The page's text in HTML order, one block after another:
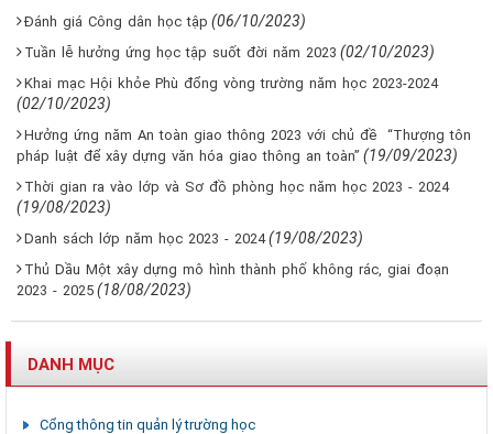
Đánh giá Công dân học tập (06/10/2023)
Tuần lễ hưởng ứng học tập suốt đời năm 2023 (02/10/2023)
Khai mạc Hội khỏe Phù đổng vòng trường năm học 2023-2024
(02/10/2023)
Hưởng ứng năm An toàn giao thông 2023 với chủ đề “Thượng tôn
pháp luật để xây dựng văn hóa giao thông an toàn” (19/09/2023)
Thời gian ra vào lớp và Sơ đồ phòng học năm học 2023 - 2024
(19/08/2023)
Danh sách lớp năm học 2023 - 2024 (19/08/2023)
Thủ Dầu Một xây dựng mô hình thành phố không rác, giai đoạn
2023 - 2025 (18/08/2023)
DANH MỤC
Cổng thông tin quản lý trường học